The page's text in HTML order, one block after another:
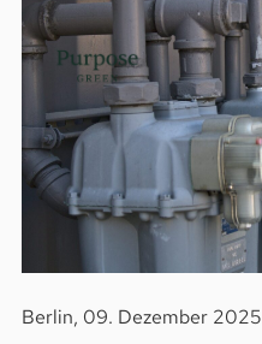
Berlin, 09. Dezember 2025